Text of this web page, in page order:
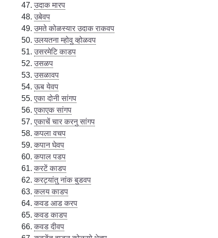
उदाक मारप
उबेवप
उमते कोळस्यार उदाक राकवप
उलयतना म्होवु व्होळवप
उसरमेटि काडप
उसळप
उसळावप
ऊब येवप
एका दोनी सांगप
एकाएक सांगप
एकाचें चार करनु सांगप
कपला वचप
कपान घेवप
कपाल पडप
करटें काडप
करट्यांतु नांक बुडवप
कलय काडप
कवड आड करप
कवड काडप
कवड दीवप